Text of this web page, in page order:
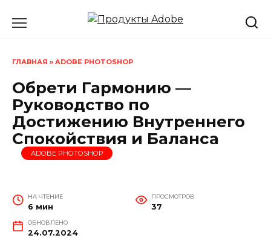
ГЛАВНАЯ » ADOBE PHOTOSHOP
Обрети Гармонию —
Руководство по
Достижению Внутреннего
Спокойствия и Баланса
ADOBE PHOTOSHOP
НА ЧТЕНИЕ
6 мин
ПРОСМОТРОВ
37
ОБНОВЛЕНО
24.07.2024